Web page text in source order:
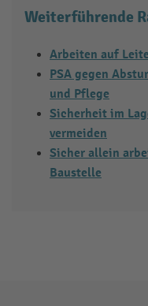
Weiterführende
Arbeiten auf
PSA gegen
und Pflege
Sicherheit im
vermeiden
Sicher allein
Baustelle